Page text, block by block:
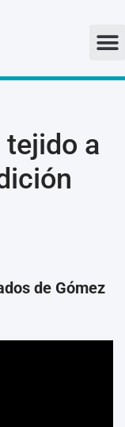
tejido a
de Gómez